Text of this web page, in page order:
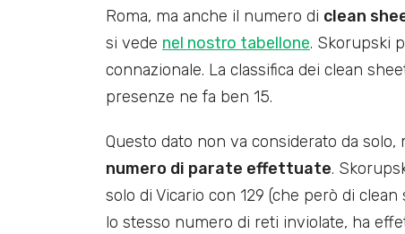
Roma, ma anche il numero di clean
si vede nel nostro tabellone. Skorupski
connazionale. La classifica dei clean
presenze ne fa ben 15.
Questo dato non va considerato da
numero di parate effettuate.
solo di Vicario con 129 (che però di
lo stesso numero di reti inviolate, ha